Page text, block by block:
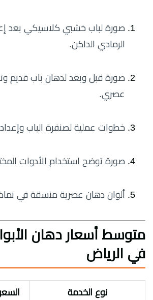
صورة لباب خشبي كلاسيكي بعد
الرمادي الداكن.
صورة قبل وبعد لدهان باب قديم
عصري.
خطوات عملية لصنفرة الباب
صورة توضح استخدام الأدوات
ألوان دهان عصرية منسقة في
متوسط أسعار دهان
في الرياض
نوع الخدمة